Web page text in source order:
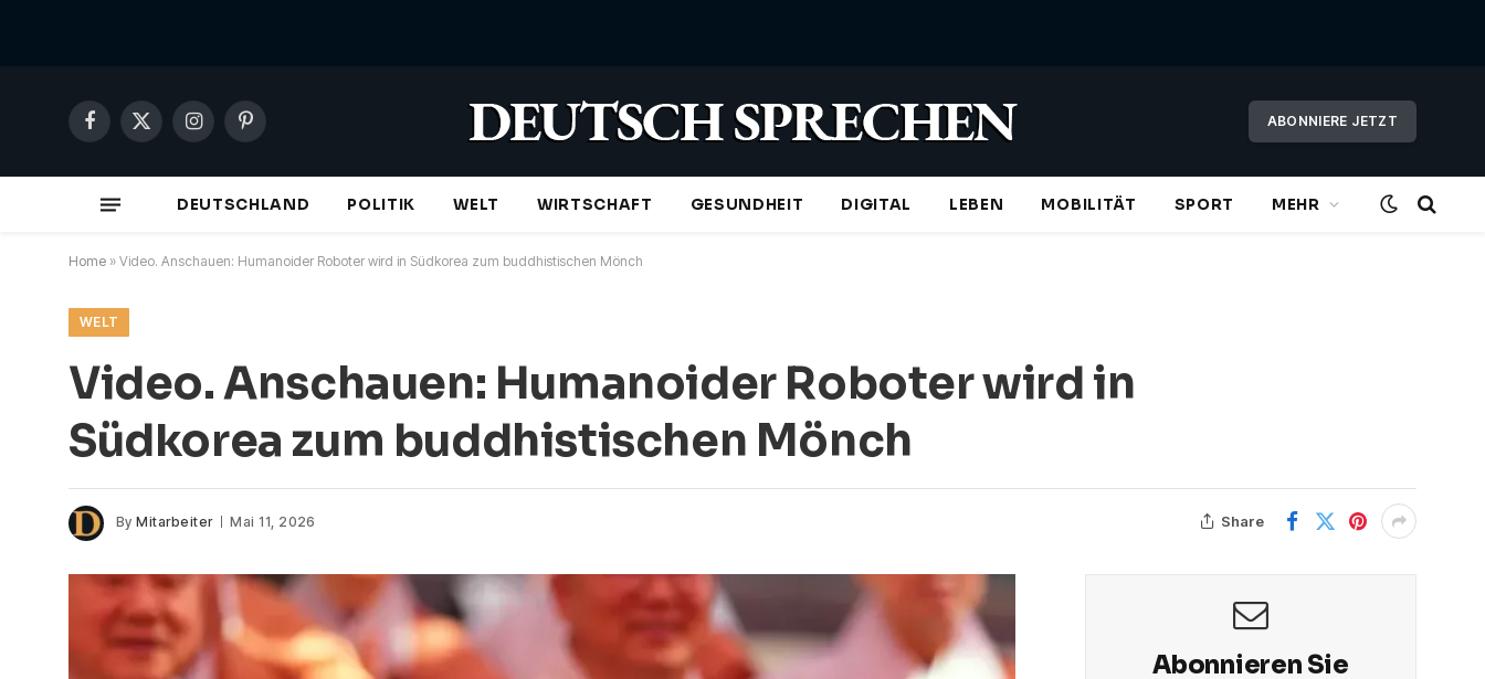
Facebook
X
InstagramPinterest ABONNIERE JETZT
DEUTSCHLAND POLITIK WELT WIRTSCHAFT GESUNDHEIT DIGITAL LEBEN MOBILITÄT SPORT MEHR
Home » Video. Anschauen: Humanoider Roboter wird in Südkorea zum buddhistischen Mönch
WELT
Video. Anschauen: Humanoider Roboter wird in
Südkorea zum buddhistischen Mönch
By Mitarbeiter Mai 11, 2026 Share
Abonnieren Sie